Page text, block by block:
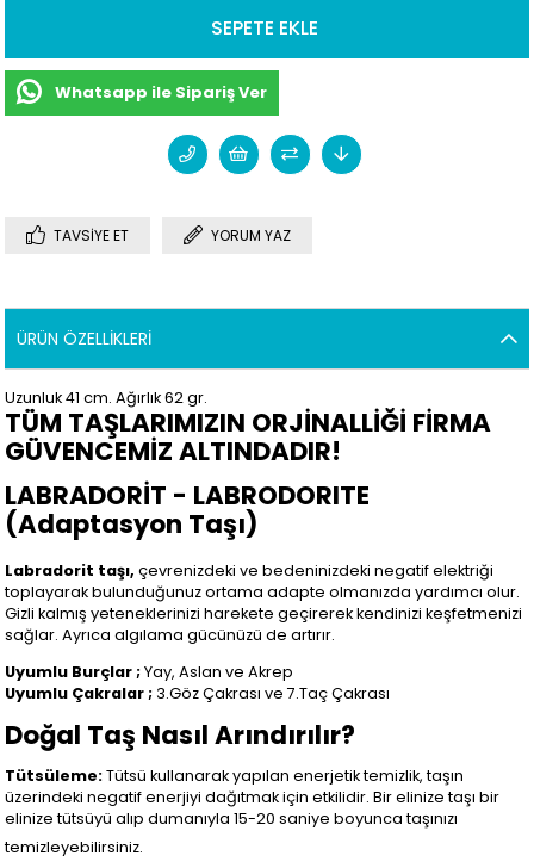
Whatsapp ile Sipariş Ver
TAVSIYE ET YORUM YAZ
ÜRÜN ÖZELLIKLERI
Uzunluk 41 cm. Ağırlık 62 gr.
TÜM TAŞLARIMIZIN ORJİNALLİĞİ FİRMA
GÜVENCEMİZ ALTINDADIR!
LABRADORİT - LABRODORITE
(Adaptasyon Taşı)
Labradorit taşı,çevrenizdeki ve bedeninizdeki negatif elektriği
toplayarak bulunduğunuz ortama adapte olmanızda yardımcı olur.
Gizli kalmış yeteneklerinizi harekete geçirerek kendinizi keşfetmenizi
sağlar. Ayrıca algılama gücünüzü de artırır.
Uyumlu Burçlar ;Yay, Aslan ve Akrep
Uyumlu Çakralar ; 3.Göz Çakrası ve 7.Taç Çakrası
Doğal Taş Nasıl Arındırılır?
Tütsüleme:Tütsü kullanarak yapılan enerjetik temizlik, taşın
üzerindeki negatif enerjiyi dağıtmak için etkilidir. Bir elinize taşı bir
elinize tütsüyü alıp dumanıyla 15-20 saniye boyunca taşınızı
temizleyebilirsiniz.